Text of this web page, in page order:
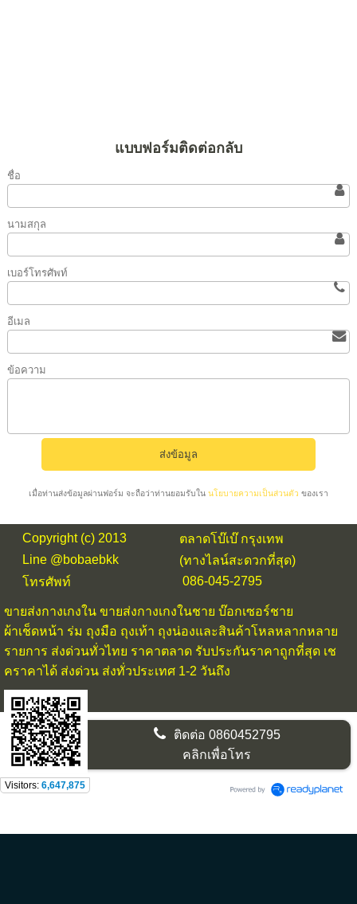
แบบฟอร์มติดต่อกลับ
ชื่อ
นามสกุล
เบอร์โทรศัพท์
อีเมล
ข้อความ
เมื่อท่านส่งข้อมูลผ่านฟอร์ม จะถือว่าท่านยอมรับในนโยบายความเป็นส่วนตัว ของเรา
Copyright (c) 2013
ตลาดโบ๊เบ๊ กรุงเทพ
Line @bobaebkk
(ทางไลน์สะดวกที่สุด)
โทรศัพท์
086-045-2795
ขายส่งกางเกงใน ขายส่งกางเกงในชาย บ๊อกเซอร์ชาย
ผ้าเช็ดหน้า ร่ม ถุงมือ ถุงเท้า ถุงน่องและสินค้าโหลหลากหลาย
รายการ ส่งด่วนทั่วไทย ราคาตลาด รับประกันราคาถูกที่สุด เช
คราคาได้ ส่งด่วน ส่งทั่วประเทศ 1-2 วันถึง
ติดต่อ 0860452795
คลิกเพื่อโทร
Visitors: 6,647,875